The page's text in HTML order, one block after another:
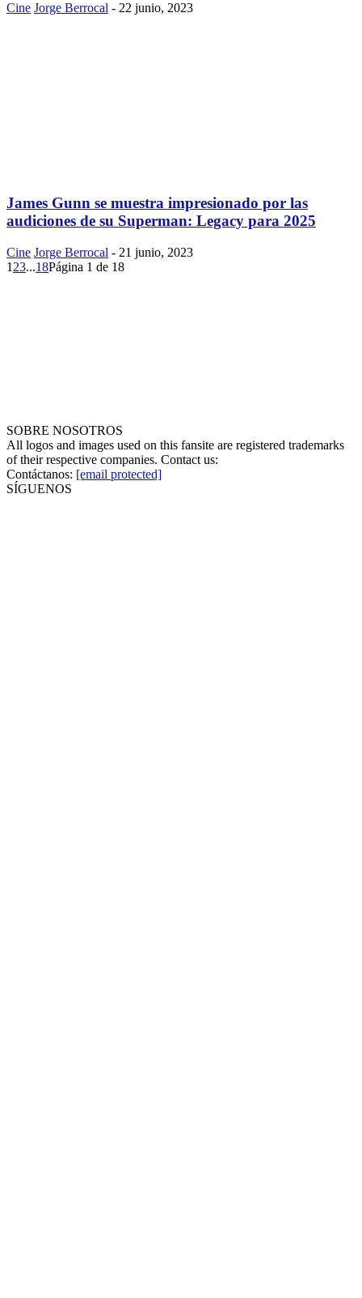
Cine Jorge Berrocal - 22 junio, 2023
James Gunn se muestra impresionado por las
audiciones de su Superman: Legacy para 2025
Cine Jorge Berrocal - 21 junio, 2023
1 23...18Página 1 de 18
SOBRE NOSOTROS
All logos and images used on this fansite are registered trademarks
of their respective companies. Contact us:
Contáctanos: [email protected]
SÍGUENOS